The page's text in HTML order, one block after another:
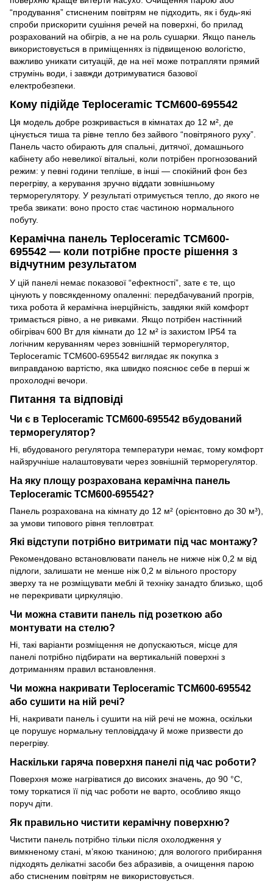
“продування” стисненим повітрям не підходить, як і будь-які
спроби прискорити сушіння речей на поверхні, бо прилад
розрахований на обігрів, а не на роль сушарки. Якщо панель
використовується в приміщеннях із підвищеною вологістю,
важливо уникати ситуацій, де на неї може потрапляти прямий
струмінь води, і завжди дотримуватися базової
електробезпеки.
Кому підійде Teploceramic TCM600-695542
Ця модель добре розкривається в кімнатах до 12 м², де
цінується тиша та рівне тепло без зайвого “повітряного руху”.
Панель часто обирають для спальні, дитячої, домашнього
кабінету або невеликої вітальні, коли потрібен прогнозований
режим: у певні години тепліше, в інші — спокійний фон без
перегріву, а керування зручно віддати зовнішньому
терморегулятору. У результаті отримується тепло, до якого не
треба звикати: воно просто стає частиною нормального
побуту.
Керамічна панель Teploceramic TCM600-
695542 — коли потрібне просте рішення з
відчутним результатом
У цій панелі немає показової “ефектності”, зате є те, що
цінують у повсякденному опаленні: передбачуваний прогрів,
тиха робота й керамічна інерційність, завдяки якій комфорт
тримається рівно, а не ривками. Якщо потрібен настінний
обігрівач 600 Вт для кімнати до 12 м² із захистом IP54 та
логічним керуванням через зовнішній терморегулятор,
Teploceramic TCM600-695542 виглядає як покупка з
виправданою вартістю, яка швидко пояснює себе в перші ж
прохолодні вечори.
Питання та відповіді
Чи є в Teploceramic TCM600-695542 вбудований
терморегулятор?
Ні, вбудованого регулятора температури немає, тому комфорт
найзручніше налаштовувати через зовнішній терморегулятор.
На яку площу розрахована керамічна панель
Teploceramic TCM600-695542?
Панель розрахована на кімнату до 12 м² (орієнтовно до 30 м³),
за умови типового рівня тепловтрат.
Які відступи потрібно витримати під час монтажу?
Рекомендовано встановлювати панель не нижче ніж 0,2 м від
підлоги, залишати не менше ніж 0,2 м вільного простору
зверху та не розміщувати меблі й техніку занадто близько, щоб
не перекривати циркуляцію.
Чи можна ставити панель під розеткою або
монтувати на стелю?
Ні, такі варіанти розміщення не допускаються, місце для
панелі потрібно підбирати на вертикальній поверхні з
дотриманням правил встановлення.
Чи можна накривати Teploceramic TCM600-695542
або сушити на ній речі?
Ні, накривати панель і сушити на ній речі не можна, оскільки
це порушує нормальну тепловіддачу й може призвести до
перегріву.
Наскільки гаряча поверхня панелі під час роботи?
Поверхня може нагріватися до високих значень, до 90 °C,
тому торкатися її під час роботи не варто, особливо якщо
поруч діти.
Як правильно чистити керамічну поверхню?
Чистити панель потрібно тільки після охолодження у
вимкненому стані, м’якою тканиною; для вологого прибирання
підходять делікатні засоби без абразивів, а очищення парою
або стисненим повітрям не використовується.